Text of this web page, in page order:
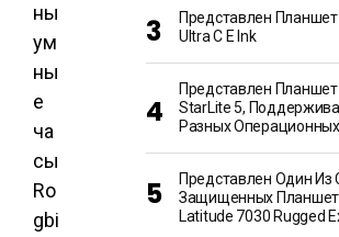
ны
ум
ны
е
ча
сы
Ro
gbi
Представлен Планшет
Ultra C E Ink
Представлен
StarLite 5,
Разных
Представлен Один Из
Защищенных
Latitude 7030 Rugged